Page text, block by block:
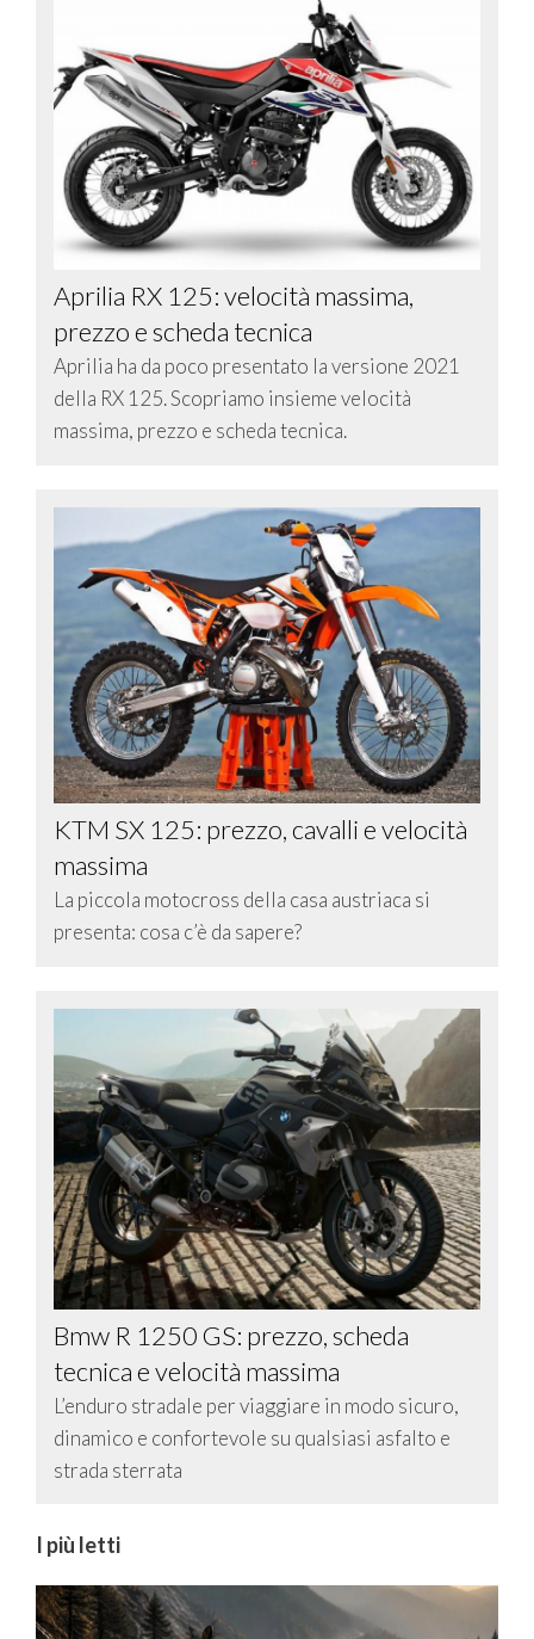
Aprilia RX 125: velocità massima,
prezzo e scheda tecnica
Aprilia ha da poco presentato la versione 2021
della RX 125. Scopriamo insieme velocità
massima, prezzo e scheda tecnica.
KTM SX 125: prezzo, cavalli e velocità
massima
La piccola motocross della casa austriaca si
presenta: cosa c’è da sapere?
Bmw R 1250 GS: prezzo, scheda
tecnica e velocità massima
L’enduro stradale per viaggiare in modo sicuro,
dinamico e confortevole su qualsiasi asfalto e
strada sterrata
I più letti